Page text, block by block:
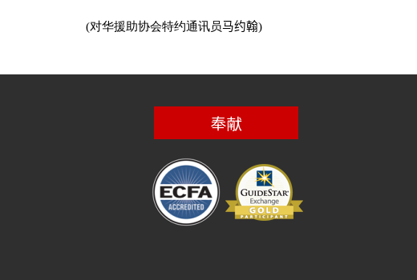
(对华援助协会特约通讯员马约翰)
奉献